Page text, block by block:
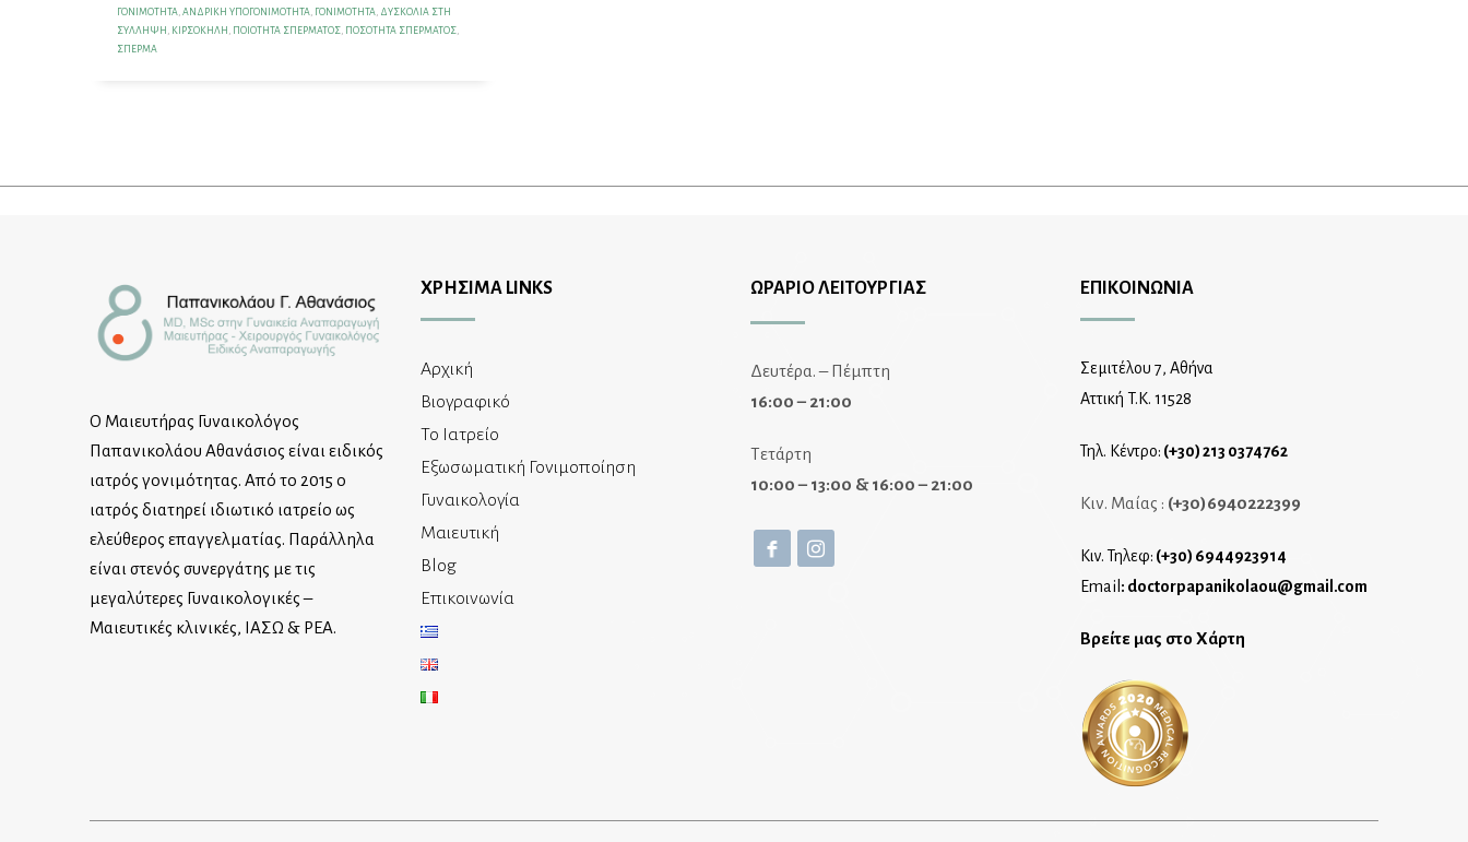
ΓΟΝΙΜΌΤΗΤΑ ,ΑΝΔΡΙΚΉ ΥΠΟΓΟΝΙΜΌΤΗΤΑ ΓΟΝΙΜΌΤΗΤΑ ΔΥΣΚΟΛΊΑ ΣΤΗ
ΣΎΛΛΗΨΗ
ΚΙΡΣΟΚΉΛΗ ΠΟΙΌΤΗΤΑ ΣΠΈΡΜΑΤΟΣ ΠΟΣΌΤΗΤΑ ΣΠΈΡΜΑΤΟΣ
ΣΠΈΡΜΑ
Ο Μαιευτήρας Γυναικολόγος
Παπανικολάου Αθανάσιος είναι ειδικός
ιατρός γονιμότητας. Από το 2015 ο
ιατρός διατηρεί ιδιωτικό ιατρείο ως
ελεύθερος επαγγελματίας. Παράλληλα
είναι στενός συνεργάτης με τις
μεγαλύτερες Γυναικολογικές –
Μαιευτικές κλινικές, ΙΑΣΩ & ΡΕΑ.
ΧΡΗΣΙΜΑ LINKS
Αρχική
Βιογραφικό
Το Ιατρείο
Εξωσωματική Γονιμοποίηση
Γυναικολογία
Μαιευτική
Blog
Επικοινωνία
ΩΡΑΡΙΟ ΛΕΙΤΟΥΡΓΙΑΣ
Δευτέρα. – Πέμπτη
16:00 – 21:00
Τετάρτη
10:00 – 13:00 & 16:00 – 21:00
ΕΠΙΚΟΙΝΩΝΙΑ
Σεμιτέλου 7, Αθήνα
Αττική T.K. 11528
Τηλ. Κέντρο: (+30) 213 0374762
Κιν. Μαίας : (+30)6940222399
Κιν. Τηλεφ: (+30) 6944923914
Email : doctorpapanikolaou@gmail.com
Βρείτε μας στο Χάρτη